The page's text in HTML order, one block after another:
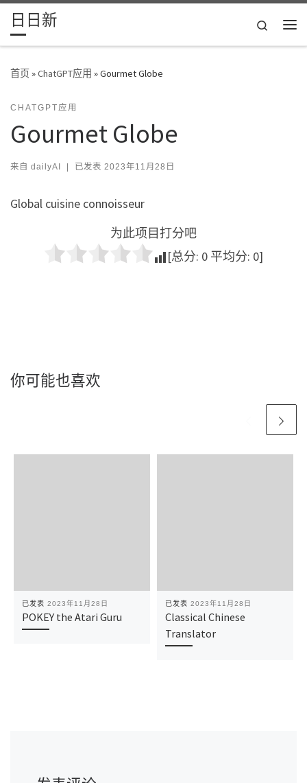
Skip to content
日日新
Search
首页»ChatGPT应用 »Gourmet Globe
CHATGPT应用
Gourmet Globe
来自 dailyAI | 已发表 2023年11月28日
Global cuisine connoisseur
为此项目打分吧
[总分: 0 平均分: 0]
你可能也喜欢
已发表 2023年11月28日
POKEY the Atari Guru
已发表 2023年11月28日
Classical Chinese
Translator